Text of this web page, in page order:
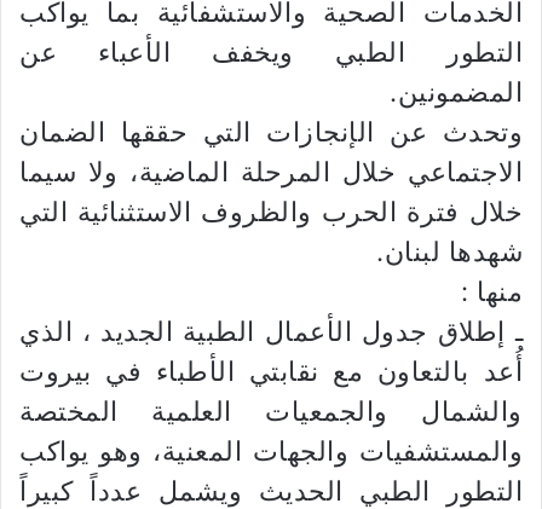
الخدمات الصحية والاستشفائية بما يواكب
التطور الطبي ويخفف الأعباء عن
المضمونين.
وتحدث عن الإنجازات التي حققها الضمان
الاجتماعي خلال المرحلة الماضية، ولا سيما
خلال فترة الحرب والظروف الاستثنائية التي
شهدها لبنان.
منها :
ـ إطلاق جدول الأعمال الطبية الجديد ، الذي
أُعد بالتعاون مع نقابتي الأطباء في بيروت
والشمال والجمعيات العلمية المختصة
والمستشفيات والجهات المعنية، وهو يواكب
التطور الطبي الحديث ويشمل عدداً كبيراً